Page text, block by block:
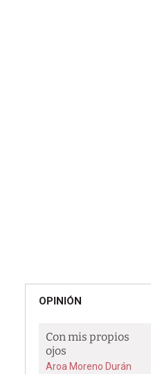
OPINIÓN
Con mis propios
ojos
Aroa Moreno Durán